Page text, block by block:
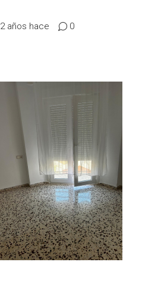
2 años hace 0